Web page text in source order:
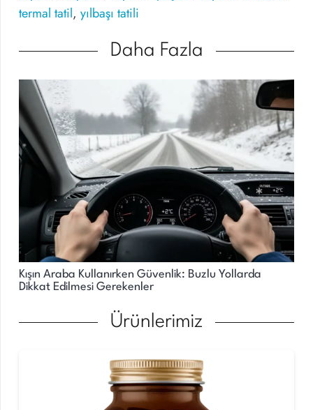
termal tatil, yılbaşı tatili
Daha Fazla
Kışın Araba Kullanırken Güvenlik: Buzlu Yollarda
Dikkat Edilmesi Gerekenler
Ürünlerimiz